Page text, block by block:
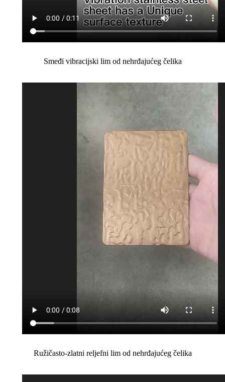
Smeđi vibracijski lim od nehrđajućeg čelika
Ružičasto-zlatni reljefni lim od nehrđajućeg čelika